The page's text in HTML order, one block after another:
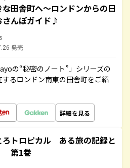
な田舎町へ～ロンドンからの日
さんぽガイド♪
発売
の“秘密のノート”」シリーズの
るロンドン南東の田舎町をご紹
詳細を見る
ろトロピカル ある旅の記録と
第1巻